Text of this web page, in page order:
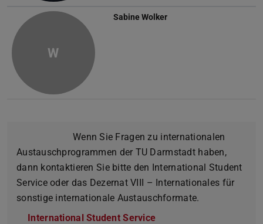
W
Sabine Wolker
Wenn Sie Fragen zu internationalen
Austauschprogrammen der TU Darmstadt haben,
dann kontaktieren Sie bitte den International Student
Service oder das Dezernat VIII – Internationales für
sonstige internationale Austauschformate.
International Student Service